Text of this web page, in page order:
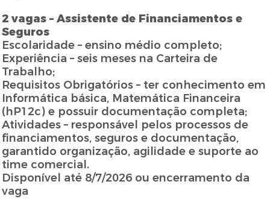
2 vagas – Assistente de Financiamentos e
Seguros
Escolaridade – ensino médio completo;
Experiência – seis meses na Carteira de
Trabalho;
Requisitos Obrigatórios – ter conhecimento em
Informática básica, Matemática Financeira
(hP12c) e possuir documentação completa;
Atividades – responsável pelos processos de
financiamentos, seguros e documentação,
garantido organização, agilidade e suporte ao
time comercial.
Disponível até 8/7/2026 ou encerramento da
vaga